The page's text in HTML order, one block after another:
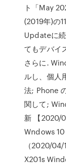
ト「May
(2019年)の
Updateに
てもデバイ
さらに.
ルし、個人
法; Phone
関して;
新 【2020/
Wndows 10
（2020/
X201s